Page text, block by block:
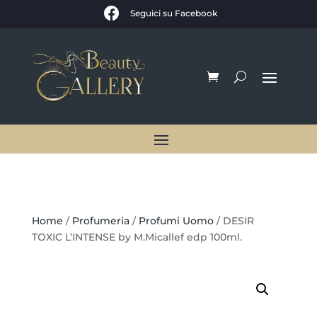
 Seguici su Facebook
Home / Profumeria/ Profumi Uomo/ DESIR
TOXIC L’INTENSE by M.Micallef edp 100ml.